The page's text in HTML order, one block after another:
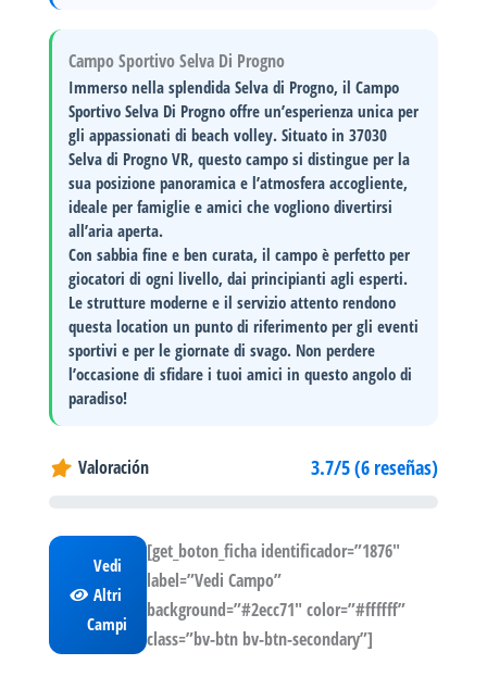
Campo Sportivo Selva Di Progno
Immerso nella splendidaSelva di Progno, ilCampo
Sportivo Selva Di Progno offre un’esperienza unica per
gli appassionati di beach volley. Situato in37030
Selva di Progno VR, questo campo si distingue per la
sua posizione panoramica e l’atmosfera accogliente,
ideale per famiglie e amici che vogliono divertirsi
all’aria aperta.
Con sabbia fine e ben curata, il campo è perfetto per
giocatori di ogni livello, dai principianti agli esperti.
Le strutture moderne e il servizio attento rendono
questa location un punto di riferimento per gli eventi
sportivi e per le giornate di svago. Non perdere
l’occasione di sfidare i tuoi amici in questo angolo di
paradiso!
Valoración 3.7/5 (6 reseñas)
Vedi
Altri
Campi
[get_boton_ficha identificador=”1876″
label=”Vedi Campo”
background=”#2ecc71″ color=”#ffffff”
class=”bv-btn bv-btn-secondary”]